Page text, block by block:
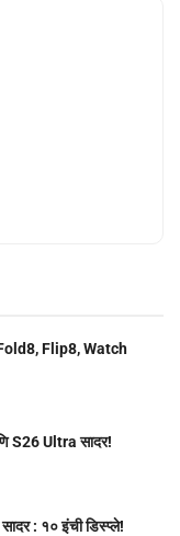
Flip8, Watch
S26 Ultra सादर!
: १० इंची डिस्प्ले!